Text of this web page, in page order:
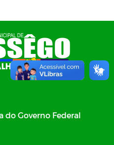
do Governo Federal